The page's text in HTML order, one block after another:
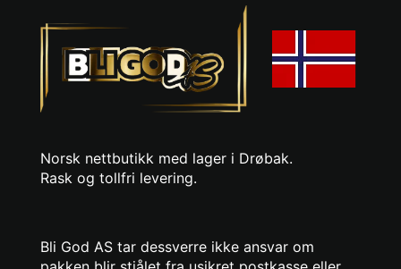
Norsk nettbutikk med lager i Drøbak.
Rask og tollfri levering.
Bli God AS tar dessverre ikke ansvar om